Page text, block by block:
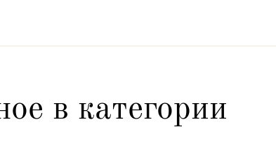
в категории